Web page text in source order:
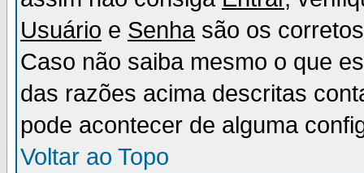
Usuário e Senhasão os
Caso não saiba mesmo o que
das razões acima descritas
pode acontecer de alguma
Voltar ao Topo